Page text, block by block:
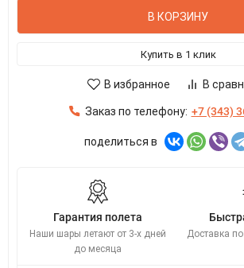
В КОРЗИНУ
Купить в 1 клик
В избранное В
Заказ по телефону: +7 (343)
поделиться в
Гарантия полета
Наши шары летают от 3-х дней
до месяца
Доставка по